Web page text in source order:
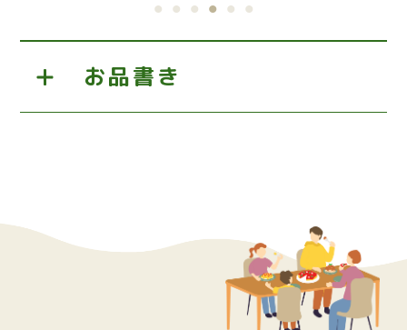
お品書き
ラタトゥイユ
ゴルゴンゾーラのチーズソース